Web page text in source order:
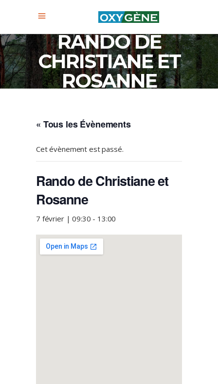
RANDO DE
CHRISTIANE ET
ROSANNE
« Tous les Évènements
Cet évènement est passé.
Rando de Christiane et
Rosanne
7 février | 09:30 - 13:00